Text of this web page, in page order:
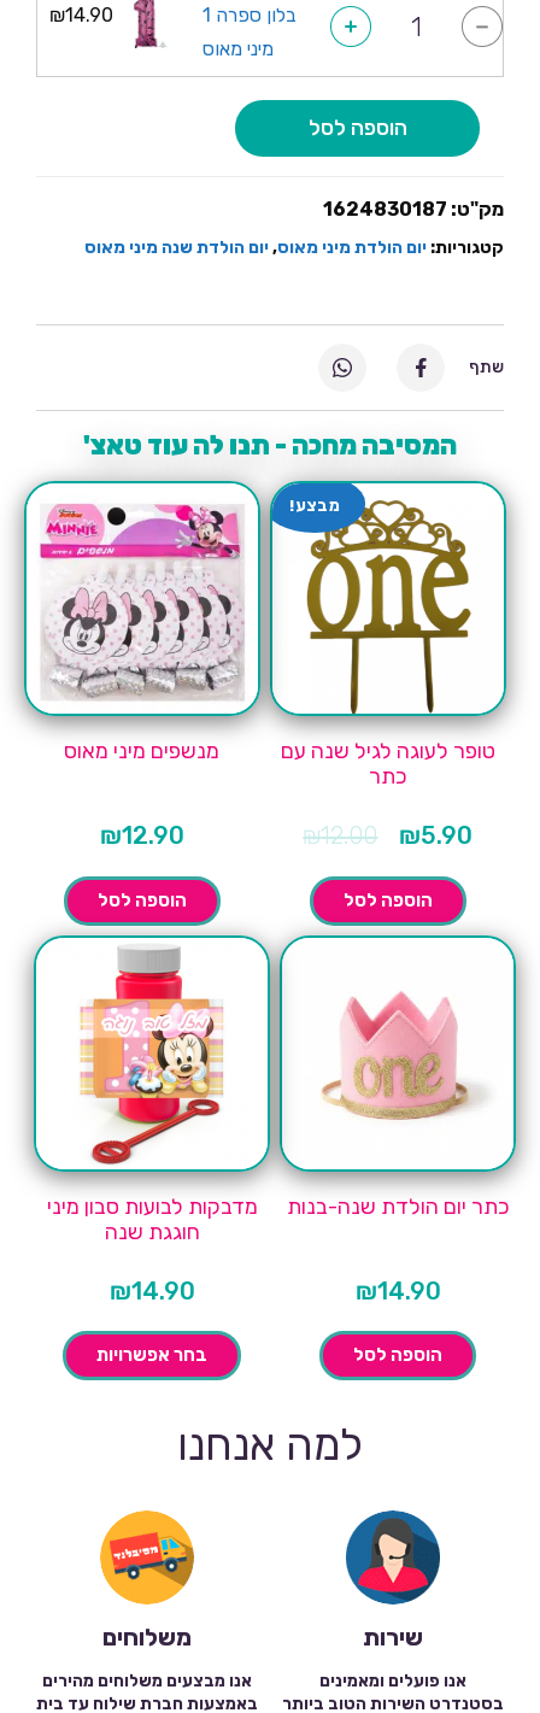
-
כמות
של
בלון
ספרה
מאוס
+
בלון ספרה 1
מיני מאוס
₪14.90
הוספה לסל
מק"ט: 1624830187
קטגוריות: יום הולדת מיני מאוס,יום הולדת שנה מיני מאוס
המסיבה מחכה - תנו לה עוד טאצ'
מבצע!
טופר לעוגה לגיל שנה עם
כתר
₪12.00
המחיר
המקורי
₪12.00.
₪5.90
הוספה לסל
מנשפים מיני מאוס
₪12.90
הוספה לסל
כתר יום הולדת שנה-בנות
₪14.90
הוספה לסל
מדבקות לבועות סבון מיני
חוגגת שנה
₪14.90
בחר אפשרויות
שתף
למה אנחנו
שירות
אנו פועלים ומאמינים
בסטנדרט השירות הטוב ביותר
משלוחים
אנו מבצעים משלוחים מהירים
באמצעות חברת שילוח עד בית